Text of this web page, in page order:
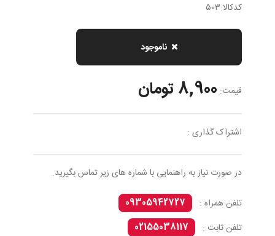
كدکالا:٥٠٣
ناموجود
قیمت: 8,900 تومان
اشتراک گذاری :
در صورت نیاز به راهنمایی با شماره های زیر تماس بگیرید.
تلفن همراه :
09305942727
تلفن ثابت :
02155038117